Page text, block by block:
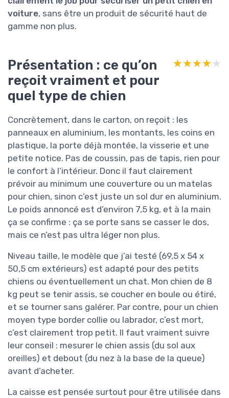
voiture, sans être un produit de sécurité haut de
gamme non plus.
Présentation : ce qu’on
reçoit vraiment et pour
quel type de chien
★★★★★
★★★★★
Concrètement, dans le carton, on reçoit : les
panneaux en aluminium, les montants, les coins en
plastique, la porte déjà montée, la visserie et une
petite notice. Pas de coussin, pas de tapis, rien pour
le confort à l’intérieur. Donc il faut clairement
prévoir au minimum une couverture ou un matelas
pour chien, sinon c’est juste un sol dur en aluminium.
Le poids annoncé est d’environ 7,5 kg, et à la main
ça se confirme : ça se porte sans se casser le dos,
mais ce n’est pas ultra léger non plus.
Niveau taille, le modèle que j’ai testé (69,5 x 54 x
50,5 cm extérieurs) est adapté pour des petits
chiens ou éventuellement un chat. Mon chien de 8
kg peut se tenir assis, se coucher en boule ou étiré,
et se tourner sans galérer. Par contre, pour un chien
moyen type border collie ou labrador, c’est mort,
c’est clairement trop petit. Il faut vraiment suivre
leur conseil : mesurer le chien assis (du sol aux
oreilles) et debout (du nez à la base de la queue)
avant d’acheter.
La caisse est pensée surtout pour être utilisée dans